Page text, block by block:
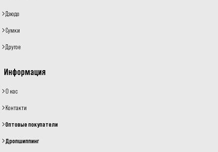
Дзюдо
Сумки
Другое
Информация
О нас
Контакти
Оптовые покупатели
Дропшиппинг